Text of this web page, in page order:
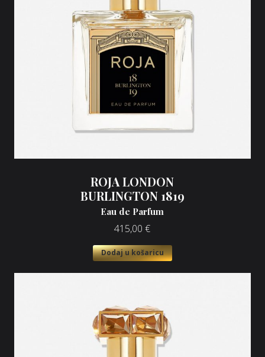
ROJA LONDON
BURLINGTON 1819
Eau de Parfum
415,00 €
Dodaj u košaricu